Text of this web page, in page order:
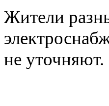
Жители
не